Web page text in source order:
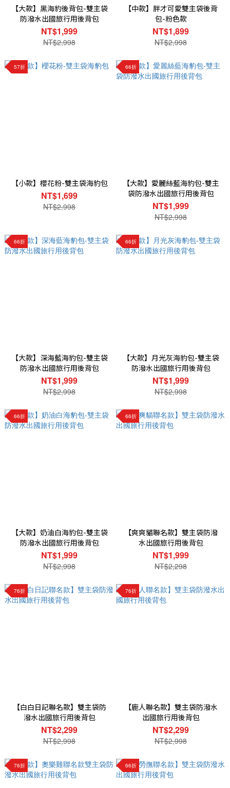
【大款】黑海豹後背包-雙主袋
防潑水出國旅行用後背包
NT$1,999
NT$2,998
【中款】胖才可愛雙主袋後背
包-粉色款
NT$1,899
NT$2,998
57折
【小款】櫻花粉-雙主袋海豹包
NT$1,699
NT$2,998
66折
【大款】愛麗絲藍海豹包-雙主
袋防潑水出國旅行用後背包
NT$1,999
NT$2,998
66折
【大款】深海藍海豹包-雙主袋
防潑水出國旅行用後背包
NT$1,999
NT$2,998
66折
【大款】月光灰海豹包-雙主袋
防潑水出國旅行用後背包
NT$1,999
NT$2,998
66折
【大款】奶油白海豹包-雙主袋
防潑水出國旅行用後背包
NT$1,999
NT$2,998
66折
【爽爽貓聯名款】雙主袋防潑
水出國旅行用後背包
NT$1,999
NT$2,298
76折
【白白日記聯名款】雙主袋防
潑水出國旅行用後背包
NT$2,299
NT$2,998
76折
【鹿人聯名款】雙主袋防潑水
出國旅行用後背包
NT$2,299
NT$2,998
76折 66折